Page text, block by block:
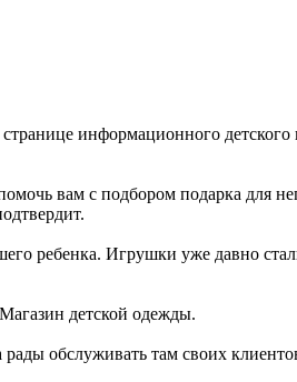
информационного
вам с подбором подарка для
ребенка. Игрушки уже давно
детской одежды.
обслуживать там своих